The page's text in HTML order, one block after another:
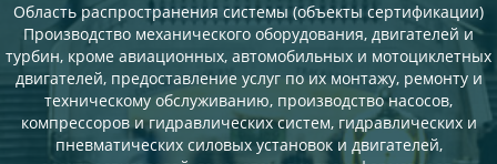
Область распространения системы (объекты сертификации)
Производство механического оборудования, двигателей и
турбин, кроме авиационных, автомобильных и мотоциклетных
двигателей, предоставление услуг по их монтажу, ремонту и
техническому обслуживанию, производство насосов,
компрессоров и гидравлических систем, гидравлических и
пневматических силовых установок и двигателей,